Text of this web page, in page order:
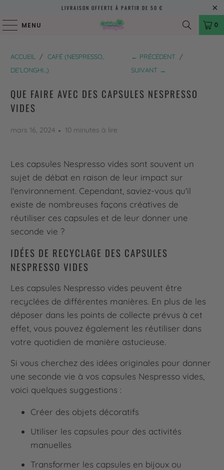
LIVRAISON OFFERTE À PARTIR DE 50 €
MENU 0
ACCUEIL / CAFÉ (NESPRESSO,
DE'LONGHI...)
← PRÉCÉDENT
/
SUIVANT →
QUE FAIRE AVEC DES CAPSULES NESPRESSO
VIDES
mars 16, 2024 10 minutes à lire
Les capsules Nespresso vides sont souvent un
sujet de débat en raison de leur impact sur
l'environnement. Cependant, saviez-vous qu'il
existe de nombreuses façons créatives de
réutiliser ces capsules et de leur donner une
seconde vie ?
IDÉES DE RECYCLAGE DES CAPSULES
NESPRESSO VIDES
Les capsules Nespresso vides peuvent être
recyclées de différentes manières. En plus de les
déposer dans les points de collecte prévus à cet
effet, vous pouvez également les réutiliser dans
votre quotidien de manière astucieuse.
Si vous cherchez des idées originales pour donner
une seconde vie à vos capsules Nespresso vides,
voici quelques suggestions :
Créer des objets décoratifs
Utiliser les capsules pour des activités
manuelles
Transformer les capsules en bijoux ou